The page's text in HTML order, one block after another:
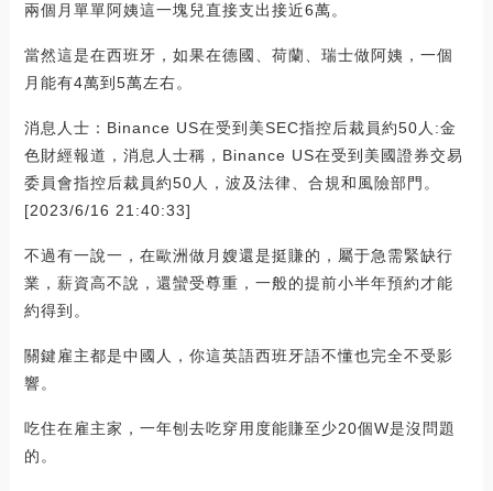
兩個月單單阿姨這一塊兒直接支出接近6萬。
當然這是在西班牙，如果在德國、荷蘭、瑞士做阿姨，一個
月能有4萬到5萬左右。
消息人士：Binance US在受到美SEC指控后裁員約50人:金
色財經報道，消息人士稱，Binance US在受到美國證券交易
委員會指控后裁員約50人，波及法律、合規和風險部門。
[2023/6/16 21:40:33]
不過有一說一，在歐洲做月嫂還是挺賺的，屬于急需緊缺行
業，薪資高不說，還蠻受尊重，一般的提前小半年預約才能
約得到。
關鍵雇主都是中國人，你這英語西班牙語不懂也完全不受影
響。
吃住在雇主家，一年刨去吃穿用度能賺至少20個W是沒問題
的。